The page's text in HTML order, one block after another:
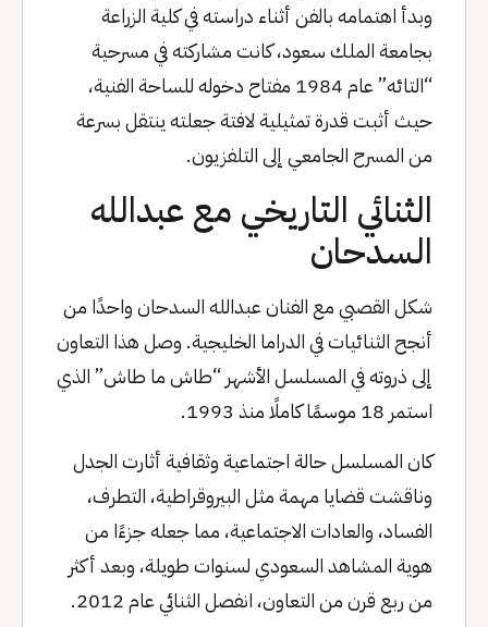
وبدأ اهتمامه بالفن أثناء دراسته في كلية الزراعة
بجامعة الملك سعود، كانت مشاركته في مسرحية
“التائه” عام 1984 مفتاح دخوله للساحة الفنية،
حيث أثبت قدرة تمثيلية لافتة جعلته ينتقل بسرعة
من المسرح الجامعي إلى التلفزيون.
الثنائي التاريخي مع عبدالله
السدحان
شكل القصبي مع الفنان عبدالله السدحان واحدًا من
أنجح الثنائيات في الدراما الخليجية. وصل هذا التعاون
إلى ذروته في المسلسل الأشهر “طاش ما طاش” الذي
استمر 18 موسمًا كاملًا منذ 1993.
كان المسلسل حالة اجتماعية وثقافية أثارت الجدل
وناقشت قضايا مهمة مثل البيروقراطية، التطرف،
الفساد، والعادات الاجتماعية، مما جعله جزءًا من
هوية المشاهد السعودي لسنوات طويلة، وبعد أكثر
من ربع قرن من التعاون، انفصل الثنائي عام 2012.